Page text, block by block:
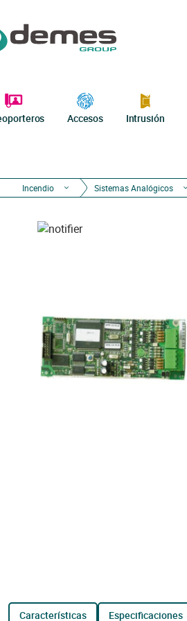
Accesos Intrusión
Incendio Sistemas Analógicos
características especificaciones